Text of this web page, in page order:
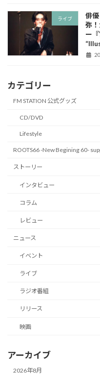
ライブ
俳
弥
ー
カテゴリー
FM STATION 公式グッズ
CD/DVD
Lifestyle
ROOTS66 -New Begining 60-
ストーリー
インタビュー
コラム
レビュー
ニュース
イベント
ライブ
ラジオ番組
リリース
映画
アーカイブ
2026年8月